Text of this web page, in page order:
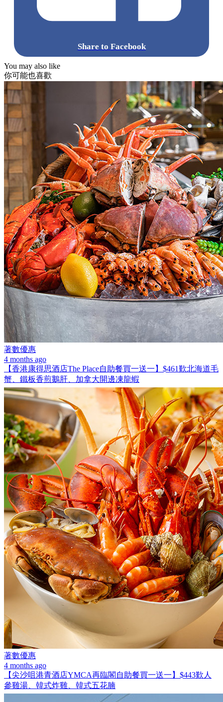
Share to Facebook
You may also like
你可能也喜歡
著數優惠
4 months ago
【香港康得思酒店The Place自助餐買一送一】$461歎北海道毛
蟹、鐵板香煎鵝肝、加拿大開邊凍龍蝦
著數優惠
4 months ago
【尖沙咀港青酒店YMCA再臨閣自助餐買一送一】$443歎人
參雞湯、韓式炸雞、韓式五花腩